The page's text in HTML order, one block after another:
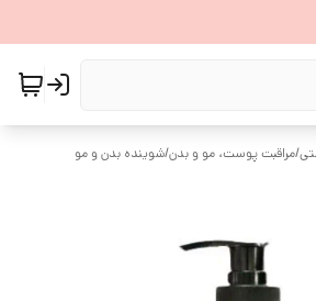
/مراقبت پوست، مو و بدن/شوینده بدن و مو